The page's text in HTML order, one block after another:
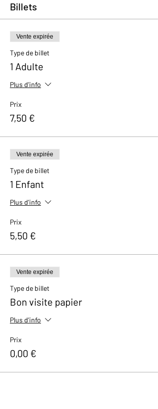
Billets
Vente expirée
Type de billet
1 Adulte
Plus d'info
Prix
7,50 €
Vente expirée
Type de billet
1 Enfant
Plus d'info
Prix
5,50 €
Vente expirée
Type de billet
Bon visite papier
Plus d'info
Prix
0,00 €